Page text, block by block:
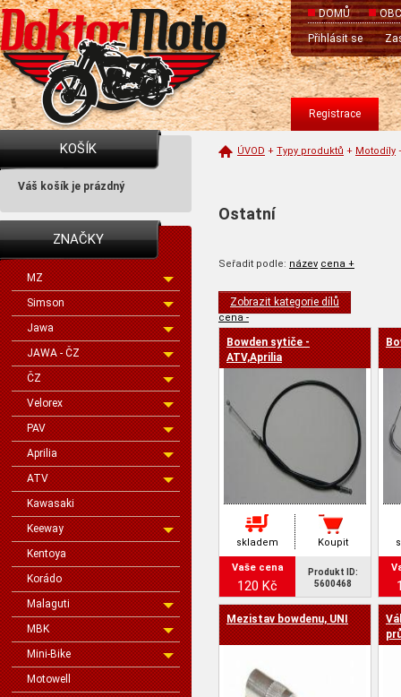
DOMŮ
Přihlásit se
Registrace
KOŠÍK
Váš košík je prázdný
ZNAČKY
MZ
Simson
Jawa
JAWA - ČZ
ČZ
Velorex
PAV
Aprilia
ATV
Kawasaki
Keeway
Kentoya
Korádo
Malaguti
MBK
Mini-Bike
Motowell
ÚVOD + Typy produktů + Motodíly
Ostatní
Seřadit podle: název cena +
cena -
Zobrazit kategorie dílů
Bowden sytiče -
ATV,Aprilia
skladem Koupit
Vaše cena
120 Kč
Produkt ID:
5600468
Mezistav bowdenu, UNI